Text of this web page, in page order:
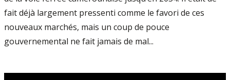
fait déjà largement pressenti comme le favori de ces
nouveaux marchés, mais un coup de pouce
gouvernemental ne fait jamais de mal...